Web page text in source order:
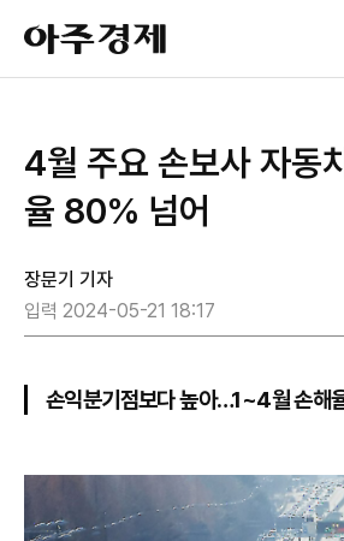
아
주
경
4월 주요 손보사 자동
율 80% 넘어
장문기 기자
입력 2024-05-21 18:17
손익분기점보다 높아…1~4월 손해